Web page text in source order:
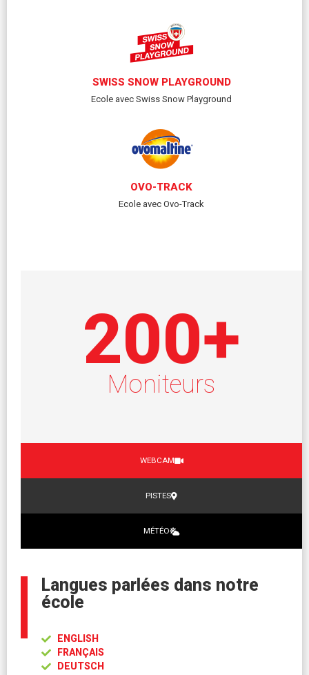
SWISS SNOW PLAYGROUND
Ecole avec Swiss Snow Playground
OVO-TRACK
Ecole avec Ovo-Track
Moniteurs
200+
WEBCAM
PISTES
MÉTÉO
Langues parlées dans notre
école
ENGLISH
FRANÇAIS
DEUTSCH